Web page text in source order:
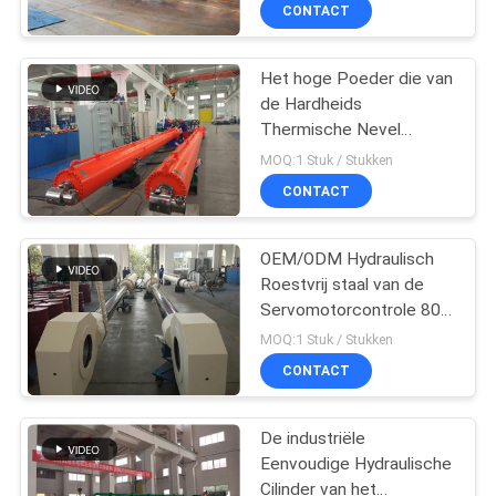
KWALITEITSCONTROLE
NEEM
CONTACT
MET
ONS
OP
VRAAG
EEN
OFFERTE
SITEMAP
Dubbelwerkende
Hydraulische
Cilinder
Grote boring
Hydraulische
cilinders
CONTACT
Het hoge Poeder die van
de Hardheids
Thermische Nevel
Slijtvaste
TNOCA02.8043 met een
laag bedekken
MOQ:1 Stuk / Stukken
CONTACT
OEM/ODM Hydraulisch
Roestvrij staal van de
Servomotorcontrole 80
tot 1050mm DN
MOQ:1 Stuk / Stukken
CONTACT
De industriële
Eenvoudige Hydraulische
Cilinder van het